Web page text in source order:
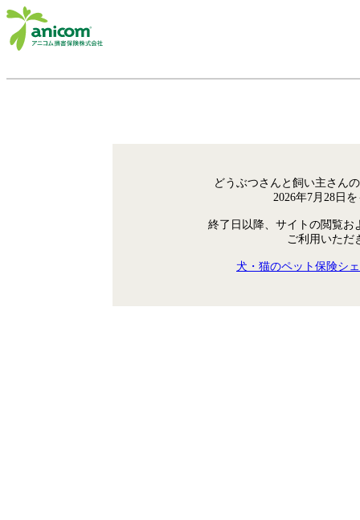
どうぶつさんと飼い主さん
2026年7月28日
終了日以降、サイトの閲覧お
ご利用いただ
犬・猫のペット保険シ